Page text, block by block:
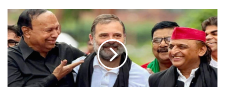
कहा
–
अब
Women
Empowerment
के
लिए
Vice
Presidential
Election
को
लेकर
Opposition
की